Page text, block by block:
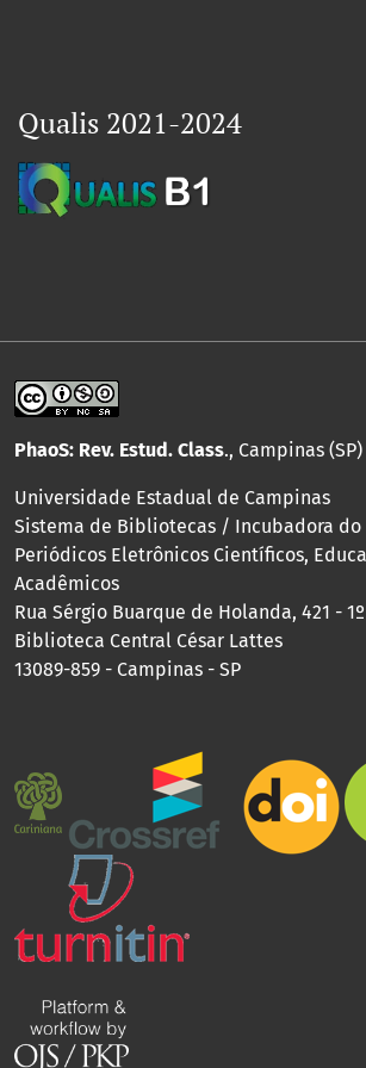
Qualis 2021-2024
PhaoS: Rev. Estud. Class., Campinas
Universidade Estadual de Campinas
Sistema de Bibliotecas / Incubadora do
Periódicos Eletrônicos Científicos,
Acadêmicos
Rua Sérgio Buarque de Holanda, 421 -
Biblioteca Central César Lattes
13089-859 - Campinas - SP